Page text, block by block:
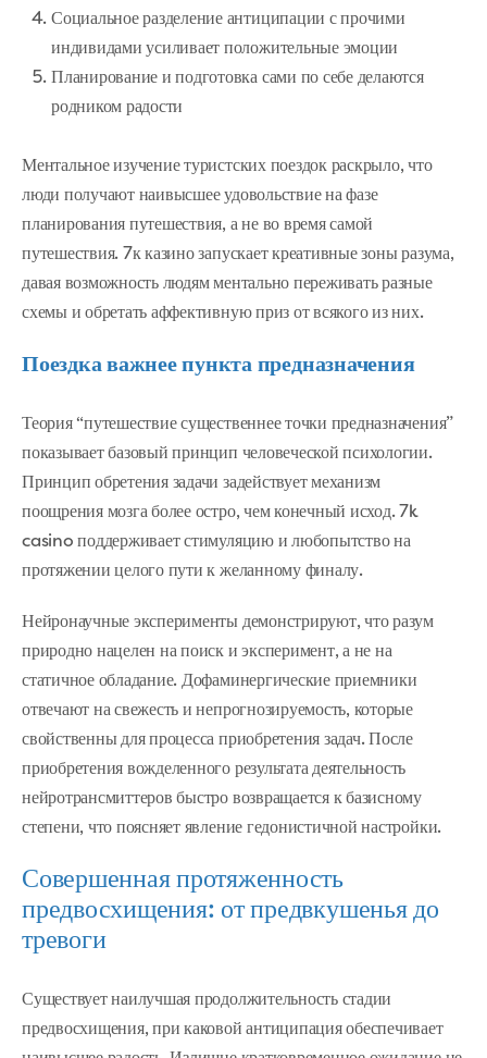
Социальное разделение антиципации с прочими
индивидами усиливает положительные эмоции
Планирование и подготовка сами по себе делаются
родником радости
Ментальное изучение туристских поездок раскрыло, что
люди получают наивысшее удовольствие на фазе
планирования путешествия, а не во время самой
путешествия. 7к казино запускает креативные зоны разума,
давая возможность людям ментально переживать разные
схемы и обретать аффективную приз от всякого из них.
Поездка важнее пункта предназначения
Теория “путешествие существеннее точки предназначения”
показывает базовый принцип человеческой психологии.
Принцип обретения задачи задействует механизм
поощрения мозга более остро, чем конечный исход. 7k
casino поддерживает стимуляцию и любопытство на
протяжении целого пути к желанному финалу.
Нейронаучные эксперименты демонстрируют, что разум
природно нацелен на поиск и эксперимент, а не на
статичное обладание. Дофаминергические приемники
отвечают на свежесть и непрогнозируемость, которые
свойственны для процесса приобретения задач. После
приобретения вожделенного результата деятельность
нейротрансмиттеров быстро возвращается к базисному
степени, что поясняет явление гедонистичной настройки.
Совершенная протяженность
предвосхищения: от предвкушенья до
тревоги
Существует наилучшая продолжительность стадии
предвосхищения, при каковой антиципация обеспечивает